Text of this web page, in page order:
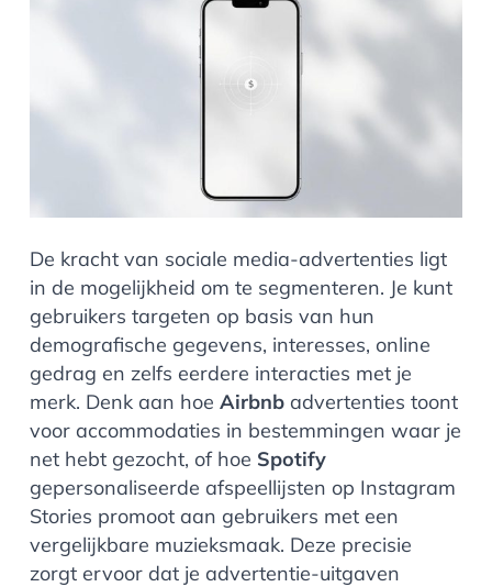
De kracht van sociale media-advertenties ligt
in de mogelijkheid om te segmenteren. Je kunt
gebruikers targeten op basis van hun
demografische gegevens, interesses, online
gedrag en zelfs eerdere interacties met je
merk. Denk aan hoe Airbnb advertenties toont
voor accommodaties in bestemmingen waar je
net hebt gezocht, of hoe Spotify
gepersonaliseerde afspeellijsten op Instagram
Stories promoot aan gebruikers met een
vergelijkbare muzieksmaak. Deze precisie
zorgt ervoor dat je advertentie-uitgaven